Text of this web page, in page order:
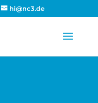
hi@nc3.de